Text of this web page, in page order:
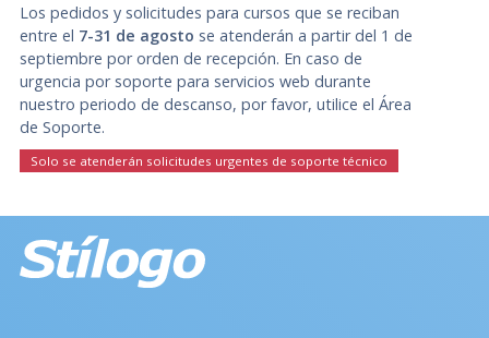
Los pedidos y solicitudes para cursos que se reciban
entre el 7-31 de agosto se atenderán a partir del 1 de
septiembre por orden de recepción. En caso de
urgencia por soporte para servicios web durante
nuestro periodo de descanso, por favor, utilice el Área
de Soporte.
Solo se atenderán solicitudes urgentes de soporte técnico